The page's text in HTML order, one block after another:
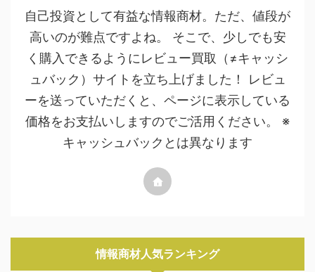
自己投資として有益な情報商材。ただ、値段が
高いのが難点ですよね。 そこで、少しでも安
く購入できるようにレビュー買取（≠キャッシ
ュバック）サイトを立ち上げました！ レビュ
ーを送っていただくと、ページに表示している
価格をお支払いしますのでご活用ください。 ※
キャッシュバックとは異なります
情報商材人気ランキング